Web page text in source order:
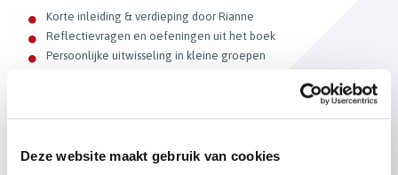
Deze website maakt gebruik van cookies
Korte inleiding & verdieping door Rianne
Reflectievragen en oefeningen uit het boek
Persoonlijke uitwisseling in kleine groepen
Bonus: inzichten en achtergronden die niet in het boek staan
Tijd: 19.00 tot 21.00 uur